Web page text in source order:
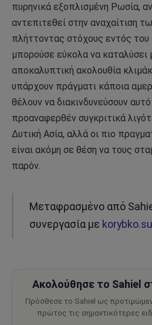
πυρηνικά εξοπλισμένη Ρωσία,
αντεπιτεθεί στην αναχαίτιση
πλήττοντας στόχους εντός
μπορούσε εύκολα να καταλύσει
αποκαλυπτική ακολουθία
υπάρχουν πράγματι κάποια
θέλουν να διακινδυνεύσουν
προαναφερθέν συγκριτικά
Δυτική Ασία, αλλά οι πιο
είναι ακόμη σε θέση να τους
παρόν.
Μεταφρασμένο από
συνεργασία με
Ακολούθησε το Sahiel
Πρόσθεσε το Sahiel ως
πρώτος τις σημαντικότερες